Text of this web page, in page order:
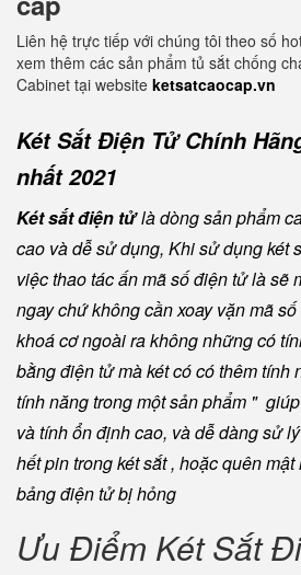
Liên hệ trực tiếp với chúng tôi theo số
xem thêm các sản phẩm tủ sắt chống
Cabinet tại website ketsatcaocap.vn
Két Sắt Điện Tử Chính
nhất 2021
Két sắt điện tửlà dòng sản phẩm
cao và dễ sử dụng, Khi sử dụng két
việc thao tác ấn mã số điện tử là sẽ
ngay chứ không cần xoay vặn mã
khoá cơ ngoài ra không những có
bằng điện tử mà két có có thêm tính
tính năng trong một sản phẩm "
và tính ổn định cao, và dễ dàng sử
hết pin trong két sắt , hoặc quên
bảng điện tử bị hỏng
Ưu Điểm Két Sắt